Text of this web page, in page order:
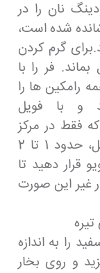
نان را در
شده است،
گرم کردن
فر را با
همه رامکین ها را
و با فویل
زمانی که فقط در مرکز
گرم شود حرارت دهید.در صورت تمایل، حدود 1 تا 2
وویو قرار دهید تا
غیر این صورت
سفید را به اندازه
و روی بخار